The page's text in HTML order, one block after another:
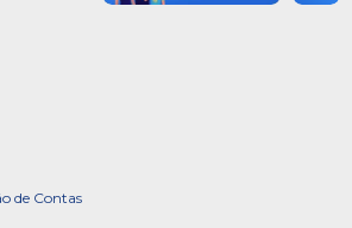
de Contas